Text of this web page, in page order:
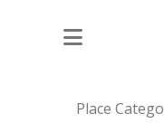
FAIRFISH
Place